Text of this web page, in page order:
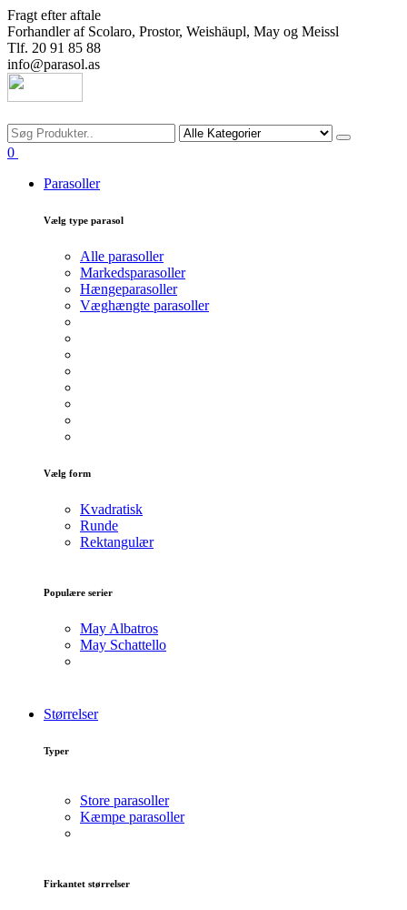
Fragt efter aftale
Forhandler af Scolaro, Prostor, Weishäupl, May og Meissl
Tlf. 20 91 85 88
info@parasol.as
0
Parasoller
Vælg type parasol
Alle parasoller
Markedsparasoller
Hængeparasoller
Væghængte parasoller
Vælg form
Kvadratisk
Runde
Rektangulær
Populære serier
May Albatros
May Schattello
Størrelser
Typer
Store parasoller
Kæmpe parasoller
Firkantet størrelser